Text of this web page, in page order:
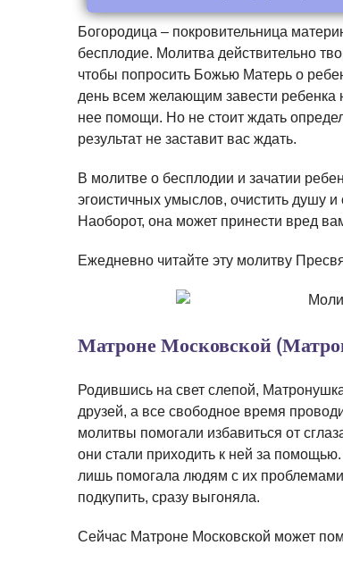
Богородица – покровительница
бесплодие. Молитва действительно
чтобы попросить Божью Матерь о
день всем желающим завести ребенка
нее помощи. Но не стоит ждать
результат не заставит вас ждать.
В молитве о бесплодии и зачатии
эгоистичных умыслов, очистить душу
Наоборот, она может принести вред
Ежедневно читайте эту молитву
Матроне Московской
Родившись на свет слепой,
друзей, а все свободное время
молитвы помогали избавиться от
они стали приходить к ней за
лишь помогала людям с их
подкупить, сразу выгоняла.
Сейчас Матроне Московской может